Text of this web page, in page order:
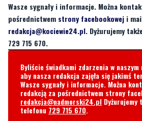
Wasze sygnały i informacje. Można
pośrednictwem strony facebookowej i
redakcja@kociewie24.pl. Dyżurujemy
729 715 670.
Byliście świadkami zdarzenia w
aby nasza redakcja zajęła się jakimś
Wasze sygnały i informacje. Można
redakcją za pośrednictwem strony
redakcja@nadmorski24.pl Dyżurujemy
telefonu 729 715 670.